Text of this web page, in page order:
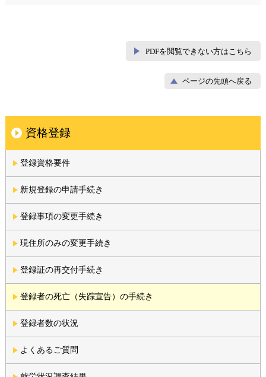
PDFを閲覧できない方はこちら
ページの先頭へ戻る
資格登録
登録資格要件
新規登録の申請手続き
登録事項の変更手続き
現住所のみの変更手続き
登録証の再交付手続き
登録者の死亡（失踪宣告）の手続き
登録者数の状況
よくあるご質問